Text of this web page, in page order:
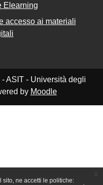
ne accetti le politiche:
Elearning
accesso ai materiali
ASIT - Università degli
by Moodle